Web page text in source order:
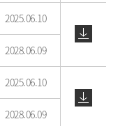
2025.06.10
2028.06.09
2025.06.10
2028.06.09